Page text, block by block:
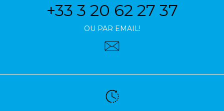
+33 3 20 62 27 37
OU PAR EMAIL!